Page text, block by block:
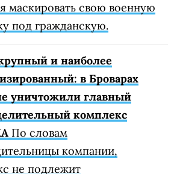
маскировать свою военную
под гражданскую.
и наиболее
в Броварах
уничтожили главный
комплекс
По словам
компании,
не подлежит